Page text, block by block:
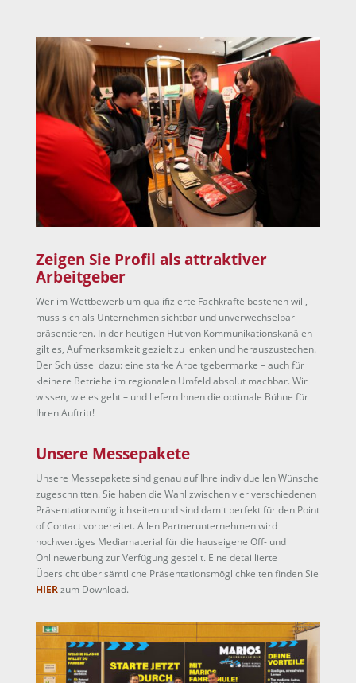
Zeigen Sie Profil als attraktiver
Arbeitgeber
Wer im Wettbewerb um qualifizierte Fachkräfte bestehen will,
muss sich als Unternehmen sichtbar und unverwechselbar
präsentieren. In der heutigen Flut von Kommunikationskanälen
gilt es, Aufmerksamkeit gezielt zu lenken und herauszustechen.
Der Schlüssel dazu: eine starke Arbeitgebermarke – auch für
kleinere Betriebe im regionalen Umfeld absolut machbar. Wir
wissen, wie es geht – und liefern Ihnen die optimale Bühne für
Ihren Auftritt!
Unsere Messepakete
Unsere Messepakete sind genau auf Ihre individuellen Wünsche
zugeschnitten. Sie haben die Wahl zwischen vier verschiedenen
Präsentationsmöglichkeiten und sind damit perfekt für den Point
of Contact vorbereitet. Allen Partnerunternehmen wird
hochwertiges Mediamaterial für die hauseigene Off- und
Onlinewerbung zur Verfügung gestellt. Eine detaillierte
Übersicht über sämtliche Präsentationsmöglichkeiten finden Sie
HIERzum Download.